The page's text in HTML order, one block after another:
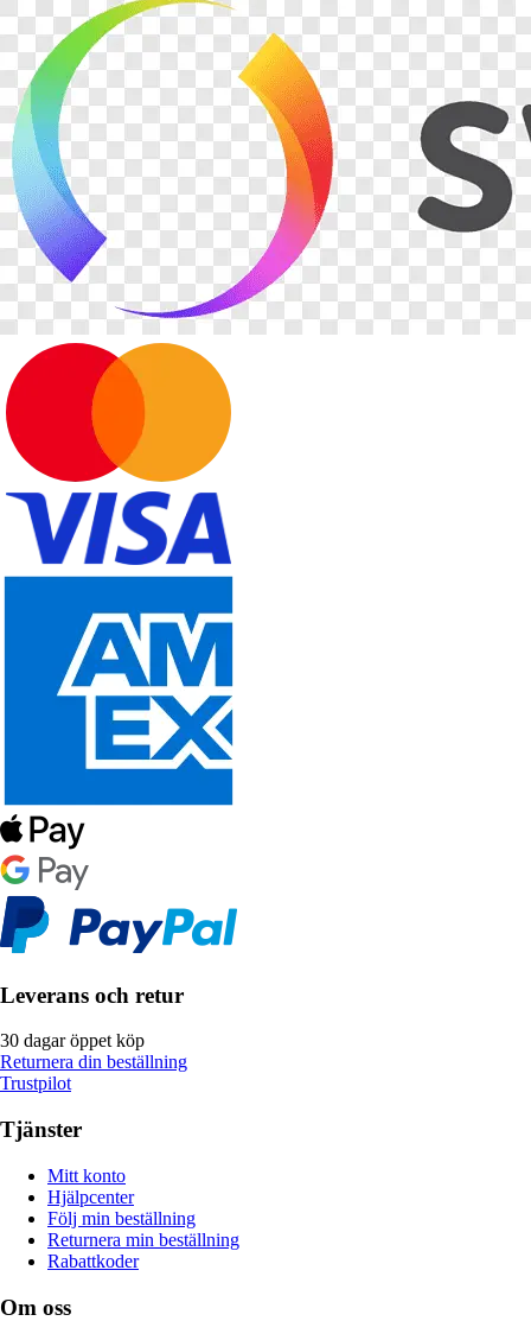
Leverans och retur
30 dagar öppet köp
Returnera din beställning
Trustpilot
Tjänster
Mitt konto
Hjälpcenter
Följ min beställning
Returnera min beställning
Rabattkoder
Om oss